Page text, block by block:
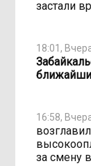
застали
18:01,
16:58,
за смену